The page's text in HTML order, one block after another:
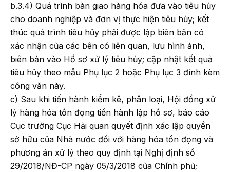
b.3.4) Quá trình bàn giao hàng hóa đưa vào tiêu hủy
cho doanh nghiệp và đơn vị thực hiện tiêu hủy; kết
thúc quá trình tiêu hủy phải được lập biên bản có
xác nhận của các bên có liên quan, lưu hình ảnh,
biên bản vào Hồ sơ xử lý tiêu hủy; cập nhật kết quả
tiêu hủy theo mẫu Phụ lục 2 hoặc Phụ lục 3 đính kèm
công văn này.
c) Sau khi tiến hành kiểm kê, phân loại, Hội đồng xử
lý hàng hóa tồn đọng tiến hành lập hồ sơ, báo cáo
Cục trưởng Cục Hải quan quyết định xác lập quyền
sở hữu của Nhà nước đối với hàng hóa tồn đọng và
phương án xử lý theo quy định tại Nghị định số
29/2018/NĐ-CP ngày 05/3/2018 của Chính phủ;